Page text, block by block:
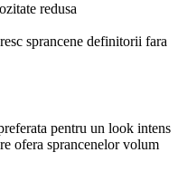
redusa
sprancene definitorii fara
pentru un look intens
ofera sprancenelor volum